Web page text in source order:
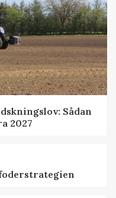
Sådan
2027